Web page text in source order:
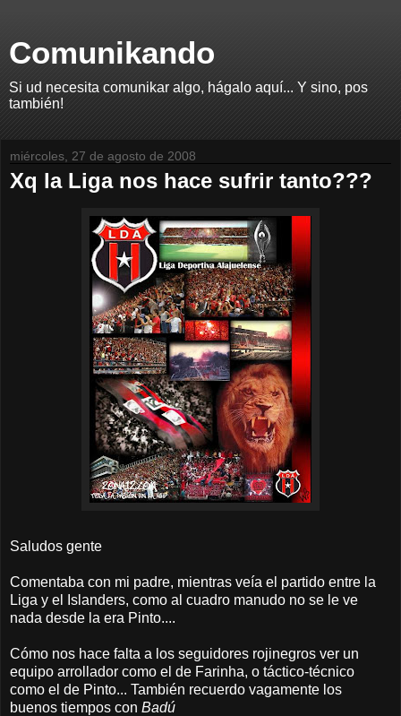
Comunikando
Si ud necesita comunikar algo, hágalo aquí... Y sino, pos
también!
miércoles, 27 de agosto de 2008
Xq la Liga nos hace sufrir tanto???
Saludos gente
Comentaba con mi padre, mientras veía el partido entre la
Liga y el Islanders, como al cuadro manudo no se le ve
nada desde la era Pinto....
Cómo nos hace falta a los seguidores rojinegros ver un
equipo arrollador como el de Farinha, o táctico-técnico
como el de Pinto... También recuerdo vagamente los
buenos tiempos con Badú